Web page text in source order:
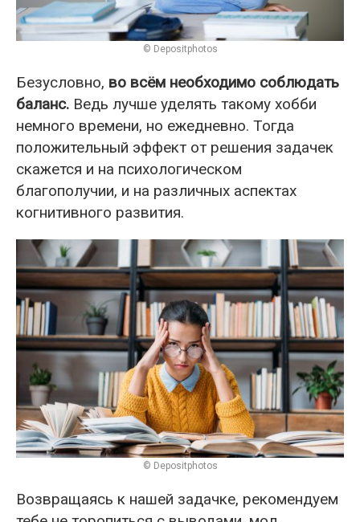
© Depositphotos
Безусловно, во всём необходимо соблюдать
баланс. Ведь лучше уделять такому хобби
немного времени, но ежедневно. Тогда
положительный эффект от решения задачек
скажется и на психологическом
благополучии, и на различных аспектах
когнитивного развития.
© Depositphotos
Возвращаясь к нашей задачке, рекомендуем